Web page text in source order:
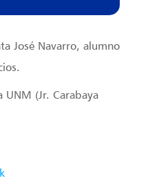
José Navarro, alumno
UNM (Jr. Carabaya